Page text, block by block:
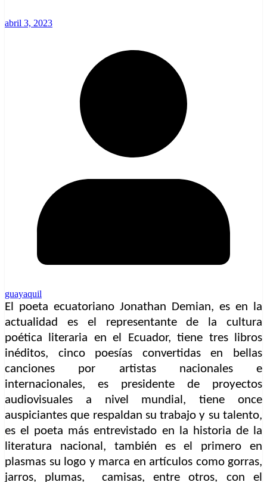
abril 3, 2023
guayaquil
El poeta ecuatoriano Jonathan Demian, es en la
actualidad es el representante de la cultura
poética literaria en el Ecuador, tiene tres libros
inéditos, cinco poesías convertidas en bellas
canciones por artistas nacionales e
internacionales, es presidente de proyectos
audiovisuales a nivel mundial, tiene once
auspiciantes que respaldan su trabajo y su talento,
es el poeta más entrevistado en la historia de la
literatura nacional, también es el primero en
plasmas su logo y marca en artículos como gorras,
jarros, plumas,
camisas, entre otros, con el